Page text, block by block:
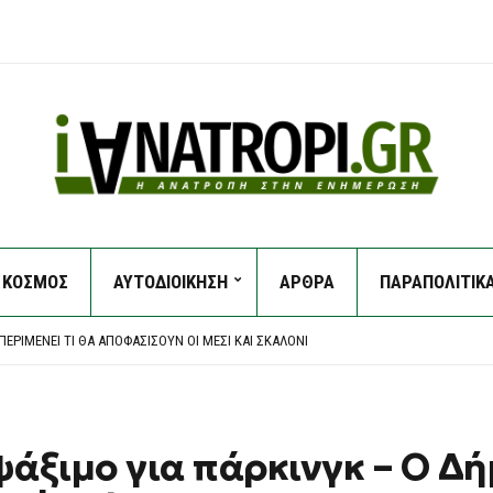
ΚΟΣΜΟΣ ΑΥΤΟΔΙΟΙΚΗΣΗ ΑΡΘΡΑ
ΕΡΜΑΚΙΆ – ΜΕΓΆΛΗ ΚΙΝΗΤΟΠΟΊΗΣΗ ΤΗΣ ΠΥΡΟΣΒΕΣΤΙΚΉΣ
ΤΩΝ ΥΠΟΚΛΟΠΏΝ, ΛΈΕΙ Η ΔΙΚΗΓΌΡΟΣ ΤΟΥ ΧΡ. ΣΠΊΡΤΖΗ
ΤΙ ΘΑ ΑΠΟΦΑΣΊΣΟΥΝ ΟΙ ΜΈΣΙ ΚΑΙ ΣΚΑΛΌΝΙ
ΕΡΜΑΚΙΆ – ΜΕΓΆΛΗ ΚΙΝΗΤΟΠΟΊΗΣΗ ΤΗΣ ΠΥΡΟΣΒΕΣΤΙΚΉΣ
ΤΩΝ ΥΠΟΚΛΟΠΏΝ, ΛΈΕΙ Η ΔΙΚΗΓΌΡΟΣ ΤΟΥ ΧΡ. ΣΠΊΡΤΖΗ
για πάρκινγκ – Ο